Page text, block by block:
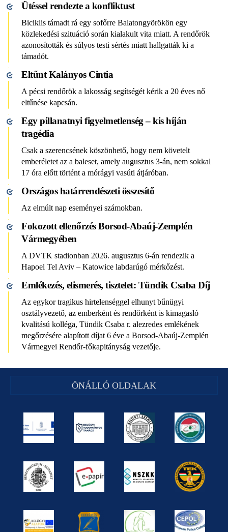
Ütéssel rendezte a konfliktust
Biciklis támadt rá egy sofőrre Balatongyörökön egy
közlekedési szituáció során kialakult vita miatt. A rendőrök
azonosították és súlyos testi sértés miatt hallgatták ki a
támadót.
Eltűnt Kalányos Cintia
A pécsi rendőrök a lakosság segítségét kérik a 20 éves nő
eltűnése kapcsán.
Egy pillanatnyi figyelmetlenség – kis híján
tragédia
Csak a szerencsének köszönhető, hogy nem követelt
emberéletet az a baleset, amely augusztus 3-án, nem sokkal
17 óra előtt történt a mórágyi vasúti átjáróban.
Országos határrendészeti összesítő
Az elmúlt nap eseményei számokban.
Fokozott ellenőrzés Borsod-Abaúj-Zemplén
Vármegyében
A DVTK stadionban 2026. augusztus 6-án rendezik a
Hapoel Tel Aviv – Katowice labdarúgó mérkőzést.
Emlékezés, elismerés, tisztelet: Tündik Csaba Díj
Az egykor tragikus hirtelenséggel elhunyt bűnügyi
osztályvezető, az emberként és rendőrként is kimagasló
kvalitású kolléga, Tündik Csaba r. alezredes emlékének
megőrzésére alapított díjat 6 éve a Borsod-Abaúj-Zemplén
Vármegyei Rendőr-főkapitányság vezetője.
ÖNÁLLÓ OLDALAK